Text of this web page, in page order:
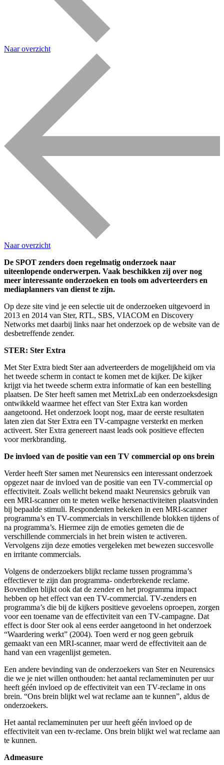
Naar overzicht
Naar overzicht
De SPOT zenders doen regelmatig onderzoek naar
uiteenlopende onderwerpen. Vaak beschikken zij over nog
meer interessante onderzoeken en tools om adverteerders en
mediaplanners van dienst te zijn.
Op deze site vind je een selectie uit de onderzoeken uitgevoerd in
2013 en 2014 van Ster, RTL, SBS, VIACOM en Discovery
Networks met daarbij links naar het onderzoek op de website van de
desbetreffende zender.
STER: Ster Extra
Met Ster Extra biedt Ster aan adverteerders de mogelijkheid om via
het tweede scherm in contact te komen met de kijker. De kijker
krijgt via het tweede scherm extra informatie of kan een bestelling
plaatsen. De Ster heeft samen met MetrixLab een onderzoeksdesign
ontwikkeld waarmee het effect van Ster Extra kan worden
aangetoond. Het onderzoek loopt nog, maar de eerste resultaten
laten zien dat Ster Extra een TV-campagne versterkt en merken
activeert. Ster Extra genereert naast leads ook positieve effecten
voor merkbranding.
De invloed van de positie van een TV commercial op ons brein
Verder heeft Ster samen met Neurensics een interessant onderzoek
opgezet naar de invloed van de positie van een TV-commercial op
effectiviteit. Zoals wellicht bekend maakt Neurensics gebruik van
een MRI-scanner om te meten welke hersenactiviteiten plaatsvinden
bij bepaalde stimuli. Respondenten bekeken in een MRI-scanner
programma’s en TV-commercials in verschillende blokken tijdens of
na programma’s. Hiermee zijn de emoties gemeten die de
verschillende commercials in het brein wisten te activeren.
Vervolgens zijn deze emoties vergeleken met bewezen succesvolle
en irritante commercials.
Volgens de onderzoekers blijkt reclame tussen programma’s
effectiever te zijn dan programma- onderbrekende reclame.
Bovendien blijkt ook dat de zender en het programma impact
hebben op het effect van een TV-commercial. TV-zenders en
programma’s die bij de kijkers positieve gevoelens oproepen, zorgen
voor een toename van de effectiviteit van een TV-campagne. Dat
effect is door Ster ook al eens eerder aangetoond in het onderzoek
“Waardering werkt” (2004). Toen werd er nog geen gebruik
gemaakt van een MRI-scanner, maar werd de effectiviteit aan de
hand van een vragenlijst gemeten.
Een andere bevinding van de onderzoekers van Ster en Neurensics
die we je niet willen onthouden: het aantal reclameminuten per uur
heeft géén invloed op de effectiviteit van een TV-reclame in ons
brein. “Ons brein blijkt wel wat reclame aan te kunnen”, aldus de
onderzoekers.
Het aantal reclameminuten per uur heeft géén invloed op de
effectiviteit van een tv-reclame. Ons brein blijkt wel wat reclame aan
te kunnen.
Admeasure